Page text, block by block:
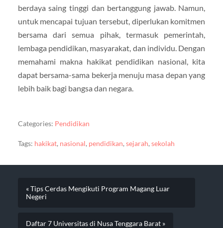
berdaya saing tinggi dan bertanggung jawab. Namun,
untuk mencapai tujuan tersebut, diperlukan komitmen
bersama dari semua pihak, termasuk pemerintah,
lembaga pendidikan, masyarakat, dan individu. Dengan
memahami makna hakikat pendidikan nasional, kita
dapat bersama-sama bekerja menuju masa depan yang
lebih baik bagi bangsa dan negara.
Categories: Pendidikan
Tags: hakikat, nasional, pendidikan, sejarah, sekolah
« Tips Cerdas Mengikuti Program Magang Luar
Negeri
Daftar 7 Universitas di Nusa Tenggara Barat »